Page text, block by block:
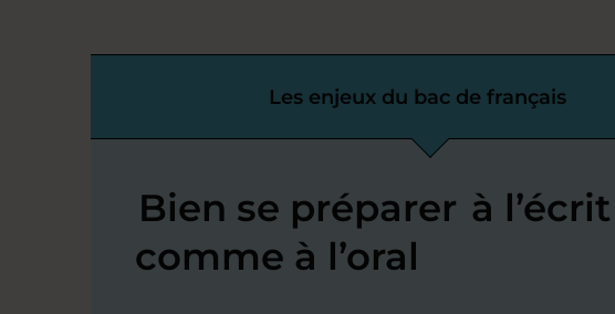
Les enjeux du bac de français
Bien se préparer à l’écrit
comme à l’oral